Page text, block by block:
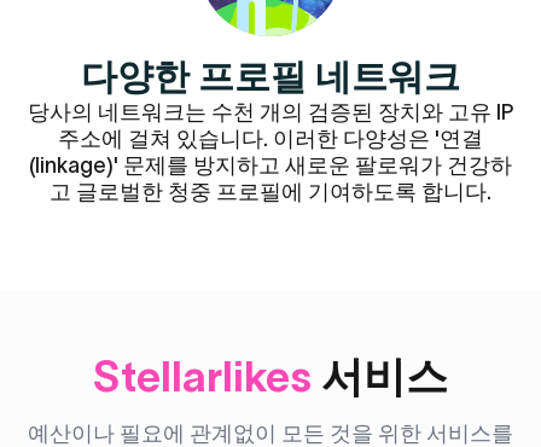
다양한 프로필 네트워크
당사의 네트워크는 수천 개의 검증된 장치와 고유 IP
주소에 걸쳐 있습니다. 이러한 다양성은 '연결
(linkage)' 문제를 방지하고 새로운 팔로워가 건강하
고 글로벌한 청중 프로필에 기여하도록 합니다.
Stellarlikes 서비스
예산이나 필요에 관계없이 모든 것을 위한 서비스를